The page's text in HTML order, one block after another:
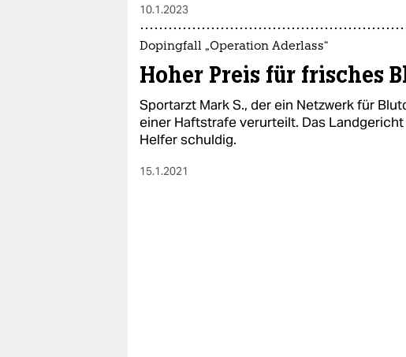
10.1.2023
Dopingfall „Operation Aderlass“
Hoher Preis für frisches
Sportarzt Mark S., der ein Netzwerk für
einer Haftstrafe verurteilt. Das
Helfer schuldig.
15.1.2021